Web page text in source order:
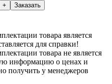
товара является
для справки!
товара не является
информацию о ценах и
получить у менеджеров